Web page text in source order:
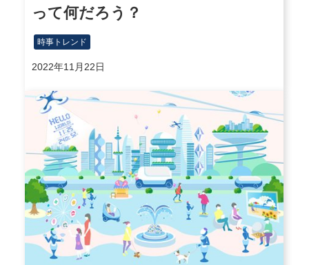
って何だろう？
時事トレンド
2022年11月22日